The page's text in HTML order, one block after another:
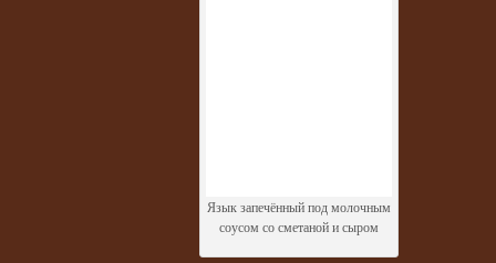
Язык запечённый под молочным
соусом со сметаной и сыром